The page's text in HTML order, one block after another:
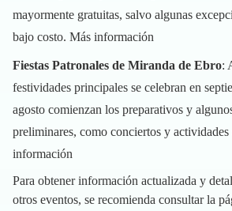
mayormente gratuitas, salvo algunas
bajo costo. Más información
Fiestas Patronales de Miranda de Ebro:
festividades principales se celebran en
agosto comienzan los preparativos y
preliminares, como conciertos y actividades
información
Para obtener información actualizada y
otros eventos, se recomienda consultar la